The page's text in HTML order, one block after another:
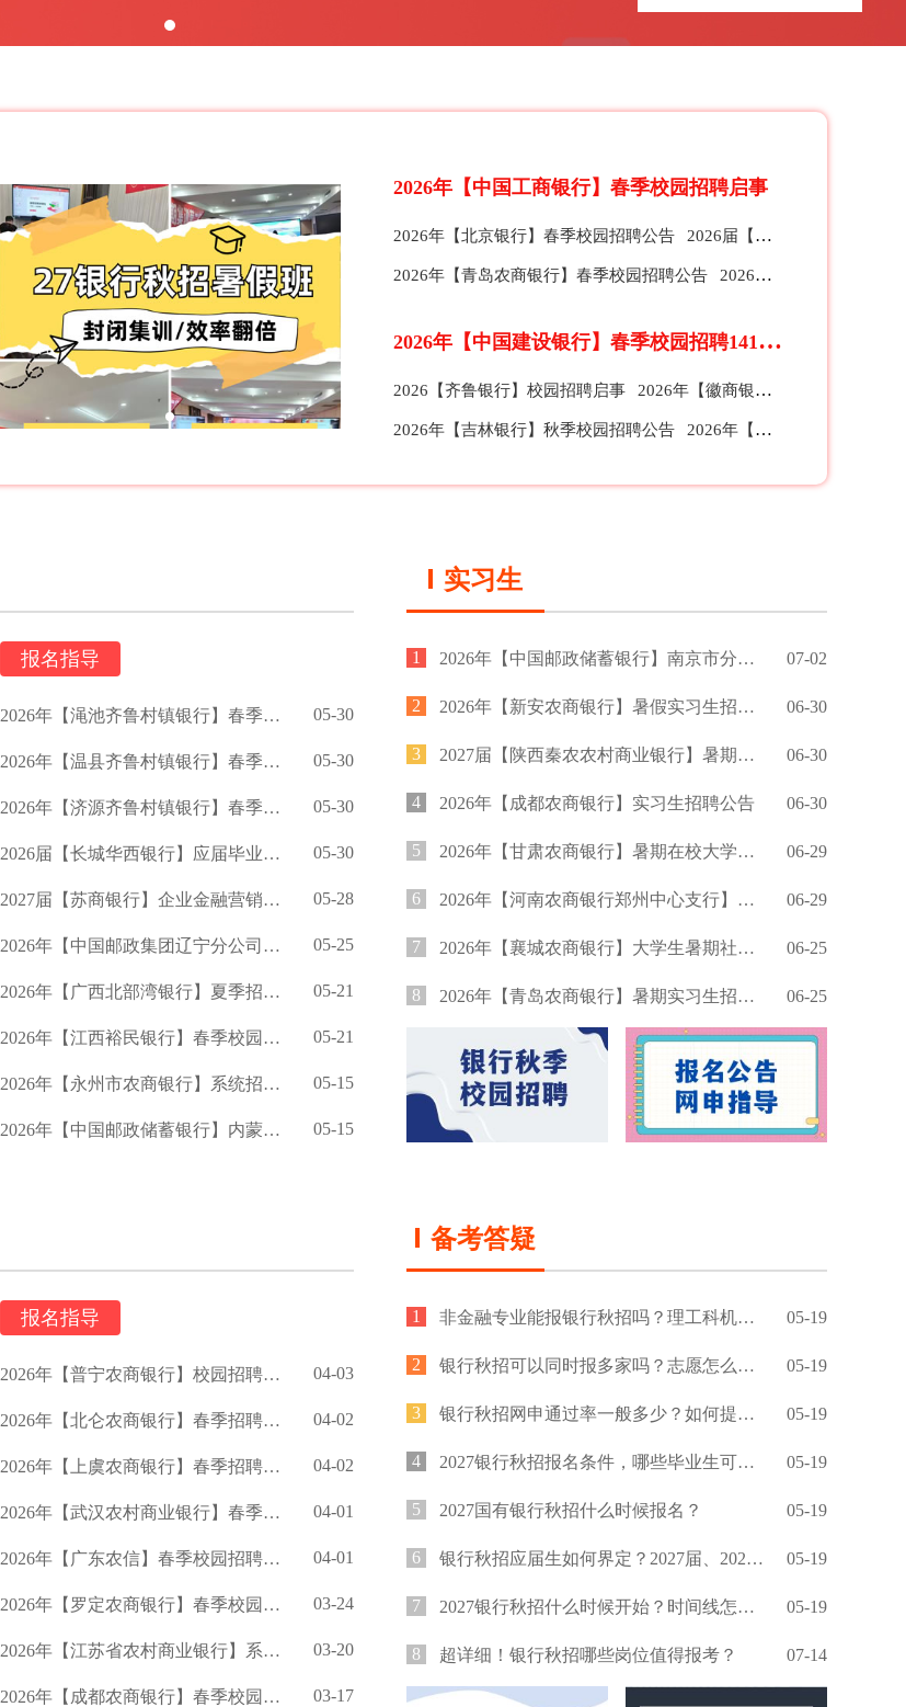
2026年【中国工商银行】春季校园招聘启事
2026年【北京银行】春季校园招聘公告 2026届【珠海农商银行】春季校园招聘公告
2026年【青岛农商银行】春季校园招聘公告 2026【招商银行】总行、分行及子公司春季校园招聘公告
2
026年【中国建设银行】春季校园招聘1412人公告
2026【齐鲁银行】校园招聘启事 2026年【徽商银行】全球校园招聘公告
2026年【吉林银行】秋季校园招聘公告 2026年【苏州银行】秋季校园招聘公告
报名指导
2026年【渑池齐鲁村镇银行】春季校园招聘公告 05-30
2026年【温县齐鲁村镇银行】春季招聘公告 05-30
2026年【济源齐鲁村镇银行】春季校园招聘启事 05-30
2026届【长城华西银行】应届毕业生招聘公告 05-30
2027届【苏商银行】企业金融营销岗校招提前批公告 05-28
2026年【中国邮政集团辽宁分公司】招聘公告 05-25
2026年【广西北部湾银行】夏季招聘启事 05-21
2026年【江西裕民银行】春季校园招聘公告 05-21
2026年【永州市农商银行】系统招聘公告 05-15
2026年【中国邮政储蓄银行】内蒙古分行春季校园招聘公告 05-15
实习生
1 2026年【中国邮政储蓄银行】南京市分行暑期实习生招募公告 07-02
2 2026年【新安农商银行】暑假实习生招募公告 06-30
3 2027届【陕西秦农农村商业银行】暑期实习生招聘公告 06-30
4 2026年【成都农商银行】实习生招聘公告 06-30
5 2026年【甘肃农商银行】暑期在校大学生实习招募公告 06-29
6 2026年【河南农商银行郑州中心支行】暑期实习招募公告 06-29
7 2026年【襄城农商银行】大学生暑期社会实践招募公告 06-25
8 2026年【青岛农商银行】暑期实习生招募公告 06-25
报名指导
2026年【普宁农商银行】校园招聘启事 04-03
2026年【北仑农商银行】春季招聘公告 04-02
2026年【上虞农商银行】春季招聘启事 04-02
2026年【武汉农村商业银行】春季校园招聘公告 04-01
2026年【广东农信】春季校园招聘公告 04-01
2026年【罗定农商银行】春季校园招聘公告 03-24
2026年【江苏省农村商业银行】系统度春季校园招聘公告 03-20
2026年【成都农商银行】春季校园招聘的公告 03-17
备考答疑
1 非金融专业能报银行秋招吗？理工科机会大吗？ 05-19
2 银行秋招可以同时报多家吗？志愿怎么填？ 05-19
3 银行秋招网申通过率一般多少？如何提高通过率？ 05-19
4 2027银行秋招报名条件，哪些毕业生可以报名？ 05-19
5 2027国有银行秋招什么时候报名？ 05-19
6 银行秋招应届生如何界定？2027届、2026届还能报吗？ 05-19
7 2027银行秋招什么时候开始？时间线怎么安排？ 05-19
8 超详细！银行秋招哪些岗位值得报考？ 07-14